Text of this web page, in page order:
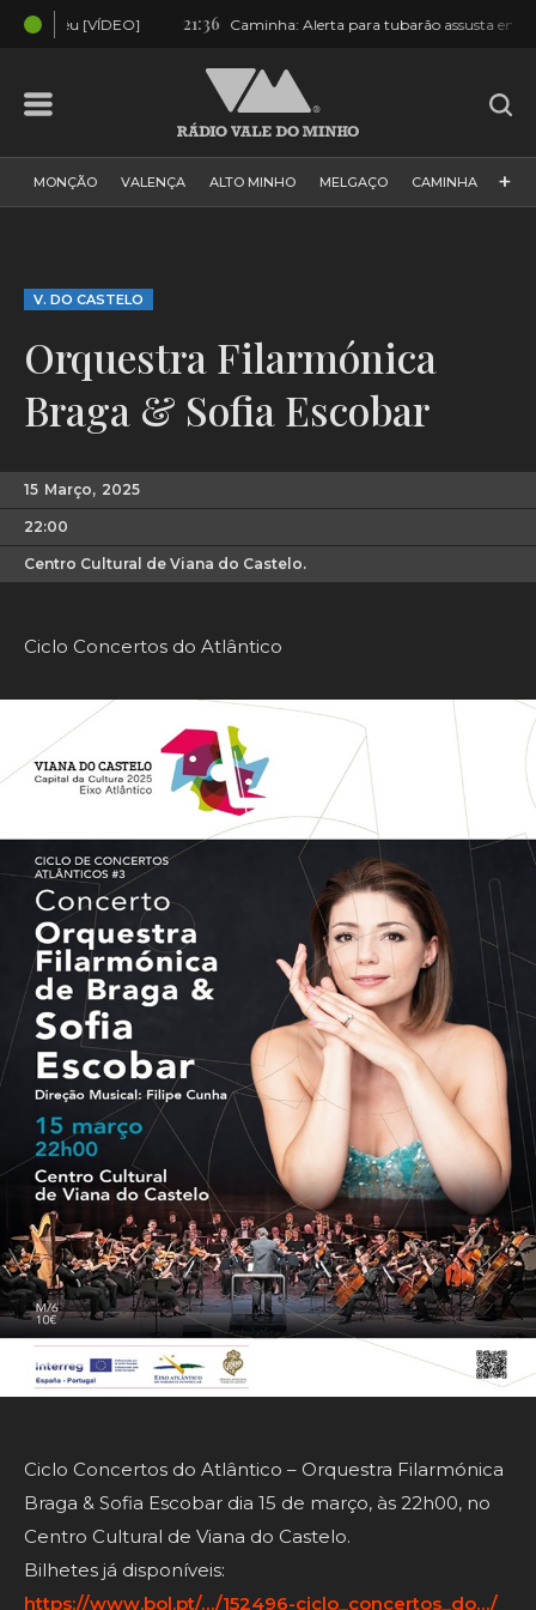
21:36 Caminha: Alerta para tubarão assusta em Moledo
MONÇÃO VALENÇA ALTO MINHO MELGAÇO CAMINHA
VALE DO MINHO MINHO MUNDO ESPANHA NORTE
VILA PRAIA DE ÂNCORA
+
V. DO CASTELO
Orquestra Filarmónica
Braga & Sofia Escobar
15 Março, 2025
22:00
Centro Cultural de Viana do Castelo.
Ciclo Concertos do Atlântico
Ciclo Concertos do Atlântico – Orquestra Filarmónica
Braga & Sofia Escobar dia 15 de março, às 22h00, no
Centro Cultural de Viana do Castelo.
Bilhetes já disponíveis:
https://www.bol.pt/…/152496-ciclo_concertos_do…/